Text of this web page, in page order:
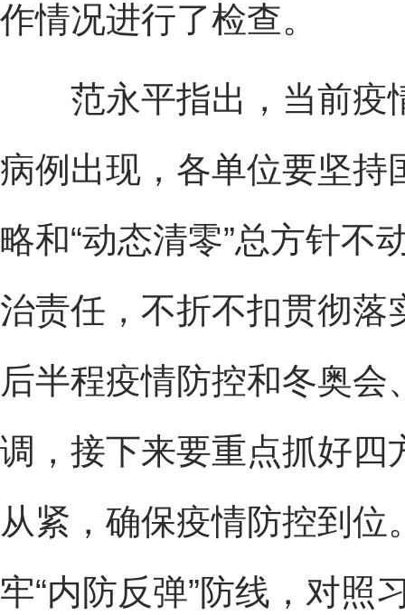
作情况进行了检查。
范永平指出，当前疫
病例出现，各单位要坚持
略和“动态清零”总方针不
治责任，不折不扣贯彻落
后半程疫情防控和冬奥
调，接下来要重点抓好四
从紧，确保疫情防控到位
牢“内防反弹”防线，对照